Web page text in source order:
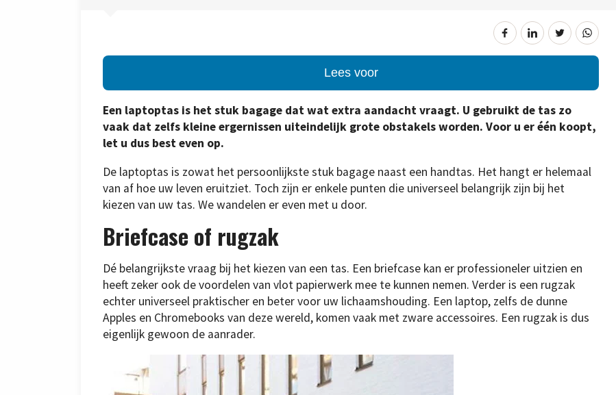
Lees voor
Een laptoptas is het stuk bagage dat wat extra aandacht vraagt. U gebruikt de tas zo
vaak dat zelfs kleine ergernissen uiteindelijk grote obstakels worden. Voor u er één koopt,
let u dus best even op.
De laptoptas is zowat het persoonlijkste stuk bagage naast een handtas. Het hangt er helemaal
van af hoe uw leven eruitziet. Toch zijn er enkele punten die universeel belangrijk zijn bij het
kiezen van uw tas. We wandelen er even met u door.
Briefcase of rugzak
Dé belangrijkste vraag bij het kiezen van een tas. Een briefcase kan er professioneler uitzien en
heeft zeker ook de voordelen van vlot papierwerk mee te kunnen nemen. Verder is een rugzak
echter universeel praktischer en beter voor uw lichaamshouding. Een laptop, zelfs de dunne
Apples en Chromebooks van deze wereld, komen vaak met zware accessoires. Een rugzak is dus
eigenlijk gewoon de aanrader.